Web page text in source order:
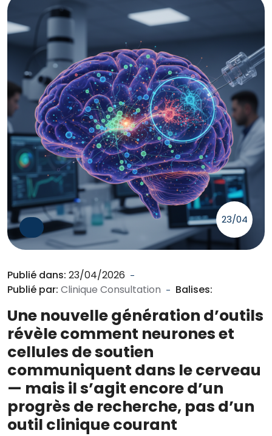
23/04
Publié dans: 23/04/2026
Publié par: Clinique Consultation Balises:
Une nouvelle génération d’outils
révèle comment neurones et
cellules de soutien
communiquent dans le cerveau
— mais il s’agit encore d’un
progrès de recherche, pas d’un
outil clinique courant